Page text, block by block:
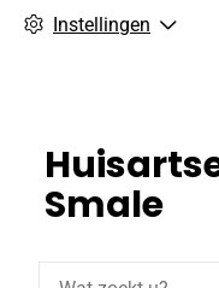
Instellingen
Smale